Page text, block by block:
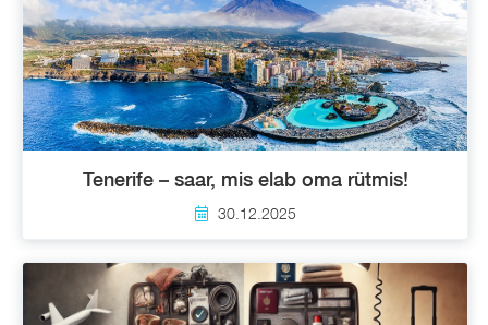
Tenerife – saar, mis elab oma rütmis!
30.12.2025